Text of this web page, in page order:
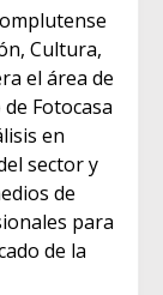
Cultura,
el área de
Fotocasa
en
sector y
de
para
de la